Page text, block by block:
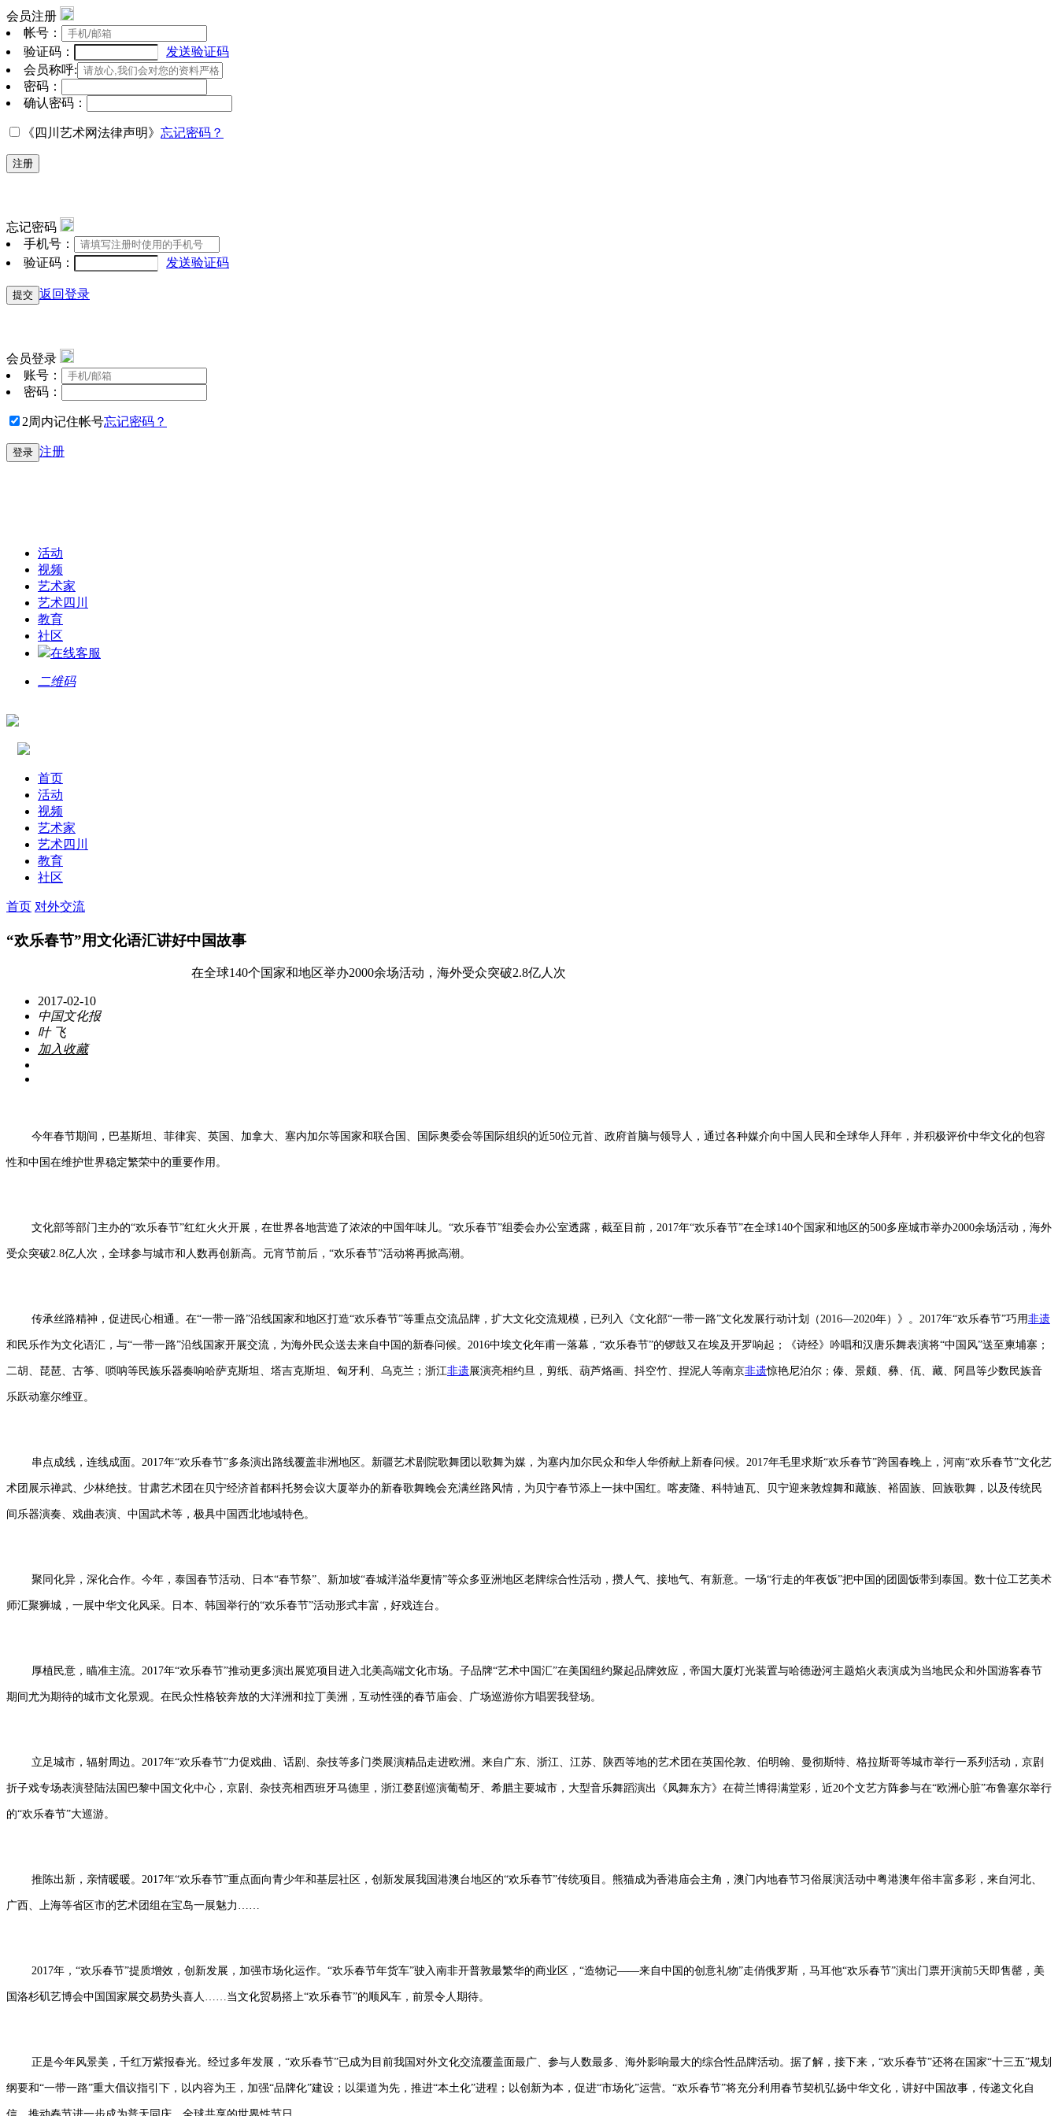
会员注册
帐号：
验证码：
发送验证码
会员称呼:
密码：
确认密码：
《四川艺术网法律声明》 忘记密码？
注册
忘记密码
手机号：
验证码：
发送验证码
提交 返回登录
会员登录
账号：
密码：
2周内记住帐号忘记密码？
登录 注册
活动
视频
艺术家
艺术四川
教育
社区
在线客服
二维码
首页
活动
视频
艺术家
艺术四川
教育
社区
首页 对外交流
“欢乐春节”用文化语汇讲好中国故事
在全球140个国家和地区举办2000余场活动，海外受众突破2.8亿人次
2017-02-10
中国文化报
叶 飞
加入收藏
今年春节期间，巴基斯坦、菲律宾、英国、加拿大、塞内加尔等国家和联合国、国际奥委会等国际组织的近50位元首、政府首脑与领导人，通过各种媒介向中国人民和全球华人拜年，并积极评价中华文化的包容
性和中国在维护世界稳定繁荣中的重要作用。
文化部等部门主办的“欢乐春节”红红火火开展，在世界各地营造了浓浓的中国年味儿。“欢乐春节”组委会办公室透露，截至目前，2017年“欢乐春节”在全球140个国家和地区的500多座城市举办2000余场活动，海外
受众突破2.8亿人次，全球参与城市和人数再创新高。元宵节前后，“欢乐春节”活动将再掀高潮。
传承丝路精神，促进民心相通。在“一带一路”沿线国家和地区打造“欢乐春节”等重点交流品牌，扩大文化交流规模，已列入《文化部“一带一路”文化发展行动计划（2016—2020年）》。2017年“欢乐春节”巧用非遗
和民乐作为文化语汇，与“一带一路”沿线国家开展交流，为海外民众送去来自中国的新春问候。2016中埃文化年甫一落幕，“欢乐春节”的锣鼓又在埃及开罗响起；《诗经》吟唱和汉唐乐舞表演将“中国风”送至柬埔寨；
二胡、琵琶、古筝、唢呐等民族乐器奏响哈萨克斯坦、塔吉克斯坦、匈牙利、乌克兰；浙江非遗展演亮相约旦，剪纸、葫芦烙画、抖空竹、捏泥人等南京非遗惊艳尼泊尔；傣、景颇、彝、佤、藏、阿昌等少数民族音
乐跃动塞尔维亚。
串点成线，连线成面。2017年“欢乐春节”多条演出路线覆盖非洲地区。新疆艺术剧院歌舞团以歌舞为媒，为塞内加尔民众和华人华侨献上新春问候。2017年毛里求斯“欢乐春节”跨国春晚上，河南“欢乐春节”文化艺
术团展示禅武、少林绝技。甘肃艺术团在贝宁经济首都科托努会议大厦举办的新春歌舞晚会充满丝路风情，为贝宁春节添上一抹中国红。喀麦隆、科特迪瓦、贝宁迎来敦煌舞和藏族、裕固族、回族歌舞，以及传统民
间乐器演奏、戏曲表演、中国武术等，极具中国西北地域特色。
聚同化异，深化合作。今年，泰国春节活动、日本“春节祭”、新加坡“春城洋溢华夏情”等众多亚洲地区老牌综合性活动，攒人气、接地气、有新意。一场“行走的年夜饭”把中国的团圆饭带到泰国。数十位工艺美术
师汇聚狮城，一展中华文化风采。日本、韩国举行的“欢乐春节”活动形式丰富，好戏连台。
厚植民意，瞄准主流。2017年“欢乐春节”推动更多演出展览项目进入北美高端文化市场。子品牌“艺术中国汇”在美国纽约聚起品牌效应，帝国大厦灯光装置与哈德逊河主题焰火表演成为当地民众和外国游客春节
期间尤为期待的城市文化景观。在民众性格较奔放的大洋洲和拉丁美洲，互动性强的春节庙会、广场巡游你方唱罢我登场。
立足城市，辐射周边。2017年“欢乐春节”力促戏曲、话剧、杂技等多门类展演精品走进欧洲。来自广东、浙江、江苏、陕西等地的艺术团在英国伦敦、伯明翰、曼彻斯特、格拉斯哥等城市举行一系列活动，京剧
折子戏专场表演登陆法国巴黎中国文化中心，京剧、杂技亮相西班牙马德里，浙江婺剧巡演葡萄牙、希腊主要城市，大型音乐舞蹈演出《凤舞东方》在荷兰博得满堂彩，近20个文艺方阵参与在“欧洲心脏”布鲁塞尔举行
的“欢乐春节”大巡游。
推陈出新，亲情暖暖。2017年“欢乐春节”重点面向青少年和基层社区，创新发展我国港澳台地区的“欢乐春节”传统项目。熊猫成为香港庙会主角，澳门内地春节习俗展演活动中粤港澳年俗丰富多彩，来自河北、
广西、上海等省区市的艺术团组在宝岛一展魅力……
2017年，“欢乐春节”提质增效，创新发展，加强市场化运作。“欢乐春节年货车”驶入南非开普敦最繁华的商业区，“造物记——来自中国的创意礼物”走俏俄罗斯，马耳他“欢乐春节”演出门票开演前5天即售罄，美
国洛杉矶艺博会中国国家展交易势头喜人……当文化贸易搭上“欢乐春节”的顺风车，前景令人期待。
正是今年风景美，千红万紫报春光。经过多年发展，“欢乐春节”已成为目前我国对外文化交流覆盖面最广、参与人数最多、海外影响最大的综合性品牌活动。据了解，接下来，“欢乐春节”还将在国家“十三五”规划
纲要和“一带一路”重大倡议指引下，以内容为王，加强“品牌化”建设；以渠道为先，推进“本土化”进程；以创新为本，促进“市场化”运营。“欢乐春节”将充分利用春节契机弘扬中华文化，讲好中国故事，传递文化自